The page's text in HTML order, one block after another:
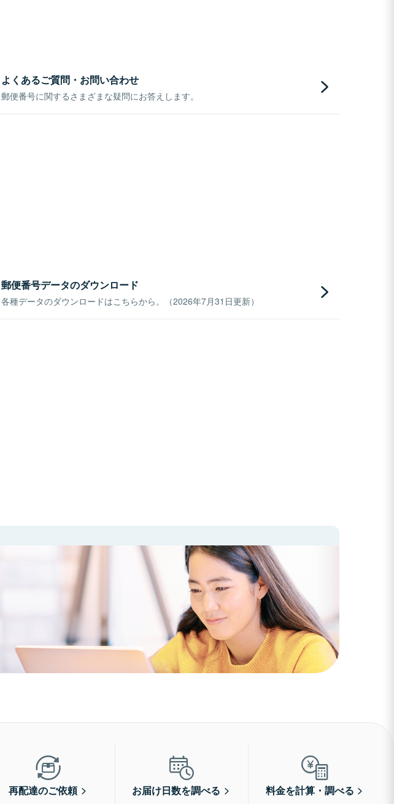
よくあるご質問・お問い合わせ
郵便番号に関するさまざまな疑問にお答えします。
郵便番号データのダウンロード
各種データのダウンロードはこちらから。（2026年7月31日更新）
再配達のご依頼 お届け日数を調べる 料金を計算・調べる